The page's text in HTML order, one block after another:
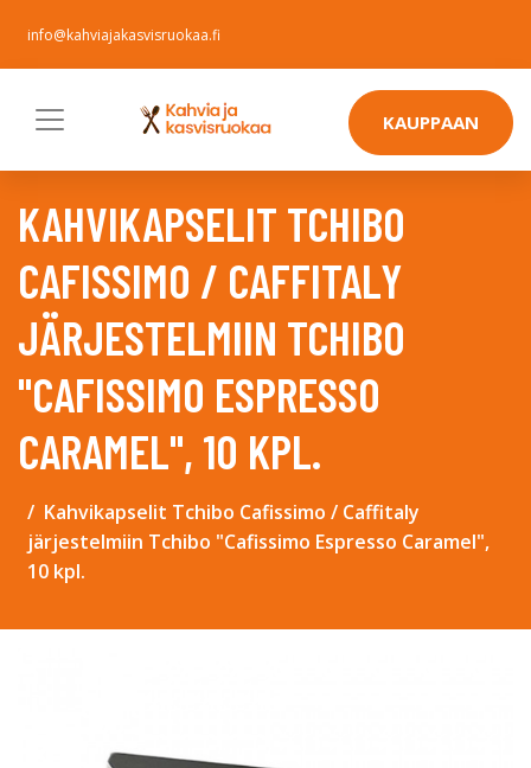
info@kahviajakasvisruokaa.fi
KAUPPAAN
KAHVIKAPSELIT TCHIBO
CAFISSIMO / CAFFITALY
JÄRJESTELMIIN TCHIBO
"CAFISSIMO ESPRESSO
CARAMEL", 10 KPL.
Kahvikapselit Tchibo Cafissimo / Caffitaly
järjestelmiin Tchibo "Cafissimo Espresso Caramel",
10 kpl.